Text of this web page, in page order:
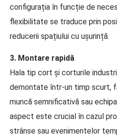
configurația în funcție de
flexibilitate se traduce prin
reducerii spațiului cu ușurință.
3. Montare rapidă
Hala tip cort și corturile
demontate într-un timp scurt,
muncă semnificativă sau
aspect este crucial în cazul
strânse sau evenimentelor